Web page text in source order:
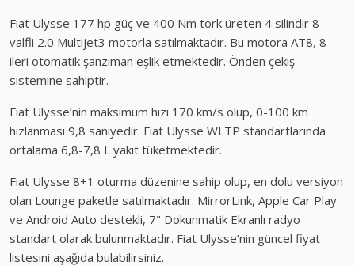
Fiat Ulysse 177 hp güç ve 400 Nm tork üreten 4 silindir 8
valfli 2.0 Multijet3 motorla satılmaktadır. Bu motora AT8, 8
ileri otomatik şanzıman eşlik etmektedir. Önden çekiş
sistemine sahiptir.
Fiat Ulysse’nin maksimum hızı 170 km/s olup, 0-100 km
hızlanması 9,8 saniyedir. Fiat Ulysse WLTP standartlarında
ortalama 6,8-7,8 L yakıt tüketmektedir.
Fiat Ulysse 8+1 oturma düzenine sahip olup, en dolu versiyon
olan Lounge paketle satılmaktadır. MirrorLink, Apple Car Play
ve Android Auto destekli, 7" Dokunmatik Ekranlı radyo
standart olarak bulunmaktadır. Fiat Ulysse’nin güncel fiyat
listesini aşağıda bulabilirsiniz.